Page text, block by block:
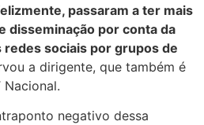
passaram a ter mais
disseminação por conta da
sociais por grupos de
a dirigente, que também é
negativo dessa